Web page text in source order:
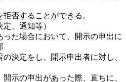
否することができる。
、通知等）
た場合において、開示の申出に
決定をし、開示申出者に対し、
示の申出があった際、直ちに、